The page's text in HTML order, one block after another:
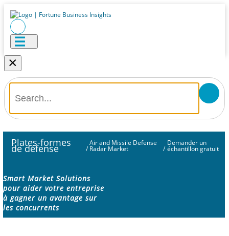
×
Plates-formes
de défense /
Air and Missile Defense
Radar Market /
Demander un
échantillon gratuit
Smart Market Solutions
pour aider votre entreprise
à gagner un avantage sur
les concurrents